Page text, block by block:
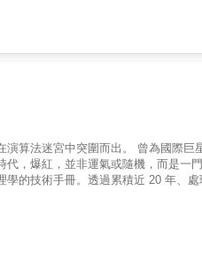
與打造全球數十億用戶規模的產品，
、管道、投放到素材選擇。● 提升投
人比亞歷克斯更理解行銷與成長，這
見提煉成每個創辦人、行銷人員和執
頂尖的思想家與實踐者，亞歷克斯
好的報酬。」——賽斯．麥特林斯（
想讓成效翻倍甚至倍增，就照書中
自認懂行銷的人更該讀。這是一本從
算法迷宮中突圍而出。 曾為國際巨
，爆紅，並非運氣或隨機，而是一
的技術手冊。透過累積近 20 年、
推送。l 溝通演算法： 融合情感、事
40 億創作者都在爭奪關注時，本書
都可以在不斷變化的演算法迷宮中，